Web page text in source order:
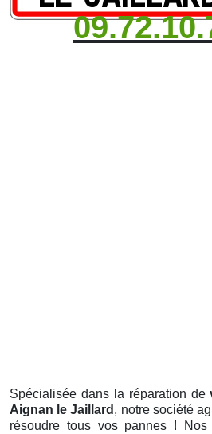
Spécialisée dans la réparation de
Aignan le Jaillard , notre société
résoudre tous vos pannes !